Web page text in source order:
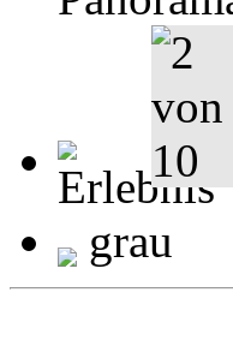
grau